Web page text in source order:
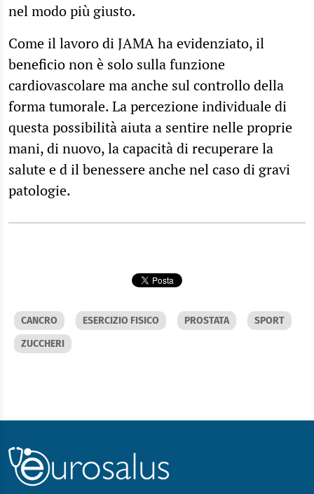
nel modo più giusto.
Come il lavoro di JAMA ha evidenziato, il
beneficio non è solo sulla funzione
cardiovascolare ma anche sul controllo della
forma tumorale. La percezione individuale di
questa possibilità aiuta a sentire nelle proprie
mani, di nuovo, la capacità di recuperare la
salute e d il benessere anche nel caso di gravi
patologie.
CANCRO ESERCIZIO FISICO PROSTATA
SPORT
ZUCCHERI